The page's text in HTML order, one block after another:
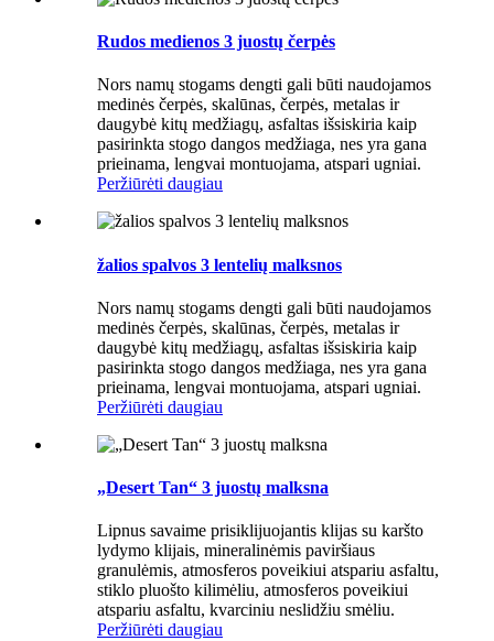
Rudos medienos 3 juostų čerpės
Nors namų stogams dengti gali būti naudojamos
medinės čerpės, skalūnas, čerpės, metalas ir
daugybė kitų medžiagų, asfaltas išsiskiria kaip
pasirinkta stogo dangos medžiaga, nes yra gana
prieinama, lengvai montuojama, atspari ugniai.
Peržiūrėti daugiau
žalios spalvos 3 lentelių malksnos
Nors namų stogams dengti gali būti naudojamos
medinės čerpės, skalūnas, čerpės, metalas ir
daugybė kitų medžiagų, asfaltas išsiskiria kaip
pasirinkta stogo dangos medžiaga, nes yra gana
prieinama, lengvai montuojama, atspari ugniai.
Peržiūrėti daugiau
„Desert Tan“ 3 juostų malksna
Lipnus savaime prisiklijuojantis klijas su karšto
lydymo klijais, mineralinėmis paviršiaus
granulėmis, atmosferos poveikiui atspariu asfaltu,
stiklo pluošto kilimėliu, atmosferos poveikiui
atspariu asfaltu, kvarciniu neslidžiu smėliu.
Peržiūrėti daugiau